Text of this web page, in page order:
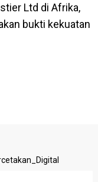
Ltd di Afrika,
bukti kekuatan